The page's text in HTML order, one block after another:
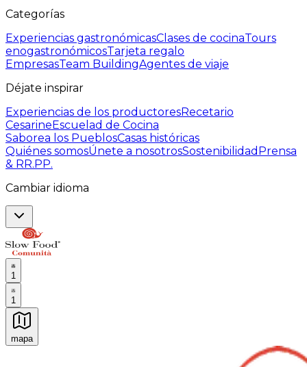
Categorías
Experiencias gastronómicasClases de cocinaTours
enogastronómicosTarjeta regalo
EmpresasTeam BuildingAgentes de viaje
Déjate inspirar
Experiencias de los productoresRecetario
CesarineEscuelad de Cocina
Saborea los PueblosCasas históricas
Quiénes somosÚnete a nosotrosSostenibilidad Prensa
& RR.PP.
Cambiar idioma
1
1
mapa
Experiencias culinarias inolvidables: Experiencias